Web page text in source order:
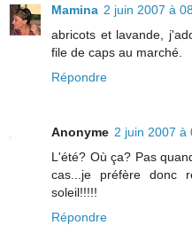
Mamina 2 juin 2007 à
abricots et lavande,
file de caps au marché.
Répondre
Anonyme 2 juin 2007 à
L'été? Où ça? Pas
cas...je préfère donc
soleil!!!!!
Répondre